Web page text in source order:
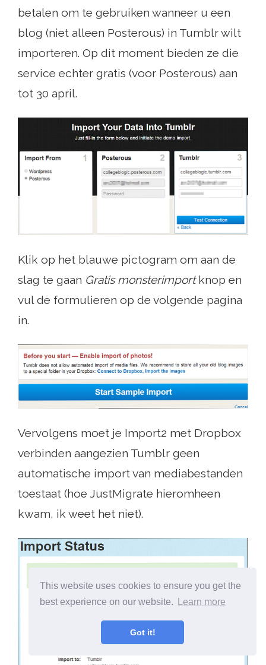
This website uses cookies to ensure you get the
best experience on our website.
Learn more
Got it!
betalen om te gebruiken wanneer u een
blog (niet alleen Posterous) in Tumblr wilt
importeren. Op dit moment bieden ze die
service echter gratis (voor Posterous) aan
tot 30 april.
Klik op het blauwe pictogram om aan de
slag te gaan Gratis monsterimportknop en
vul de formulieren op de volgende pagina
in.
Vervolgens moet je Import2 met Dropbox
verbinden aangezien Tumblr geen
automatische import van mediabestanden
toestaat (hoe JustMigrate hieromheen
kwam, ik weet het niet).